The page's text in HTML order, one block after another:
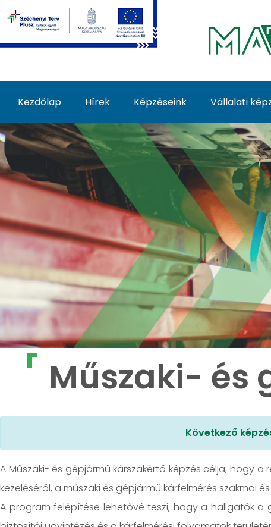
Ugrás a fő tartalomhoz
Kezdőlap Hírek Képzéseink Vállalati
Műszaki- és
Műszaki- és
Következő
A Műszaki- és gépjármű kárszakértő képzés célja, hogy
kezeléséről, a műszaki és gépjármű kárfelmérés szakmai
A program felépítése lehetővé teszi, hogy a hallgatók